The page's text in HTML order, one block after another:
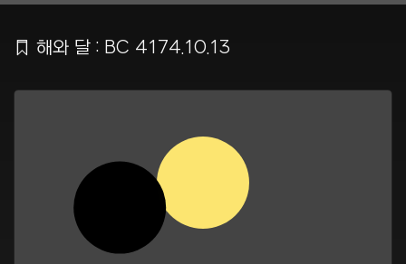
Ẍ 해와 달 : BC 4174.10.13